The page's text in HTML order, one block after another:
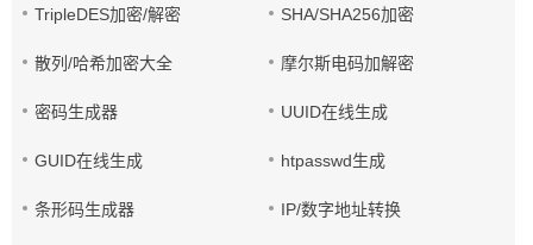
TripleDES加密/解密 SHA/SHA256加密
散列/哈希加密大全 摩尔斯电码加解密
密码生成器 UUID在线生成
GUID在线生成 htpasswd生成
条形码生成器 IP/数字地址转换